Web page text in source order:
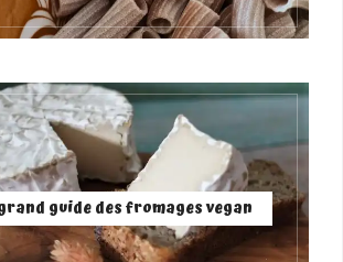
guide des fromages vegan